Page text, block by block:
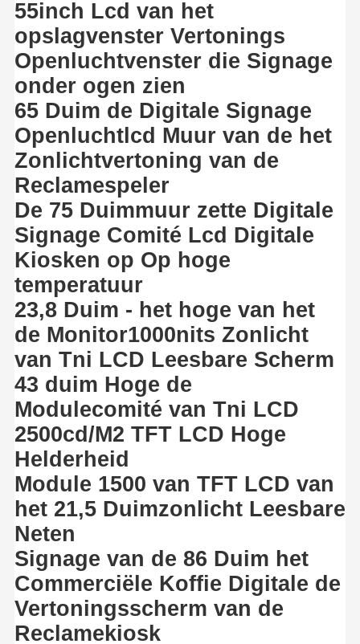
Openlucht Digitale Affiche
Uitgerekt LCD Comité
55inch Lcd van het
opslagvenster Vertonings
Openluchtvenster die Signage
onder ogen zien
65 Duim de Digitale Signage
Openluchtlcd Muur van de het
Zonlichtvertoning van de
Reclamespeler
De 75 Duimmuur zette Digitale
Signage Comité Lcd Digitale
Kiosken op Op hoge
temperatuur
23,8 Duim - het hoge van het
de Monitor1000nits Zonlicht
van Tni LCD Leesbare Scherm
43 duim Hoge de
Modulecomité van Tni LCD
2500cd/M2 TFT LCD Hoge
Helderheid
Module 1500 van TFT LCD van
het 21,5 Duimzonlicht Leesbare
Neten
Signage van de 86 Duim het
Commerciële Koffie Digitale de
Vertoningsscherm van de
Reclamekiosk